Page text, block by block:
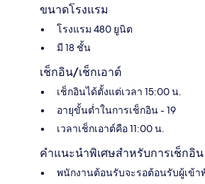
ขนาดโรงแรม
โรงแรม 480 ยูนิต
มี 18 ชั้น
เช็กอิน/เช็กเอาต์
เช็กอินได้ตั้งแต่เวลา 15:00 น.
อายุขั้นต่ำในการเช็กอิน - 19
เวลาเช็กเอาต์คือ 11:00 น.
คำแนะนำพิเศษสำหรับการเช็กอิน
พนักงานต้อนรับจะรอต้อนรับผู้เข้า